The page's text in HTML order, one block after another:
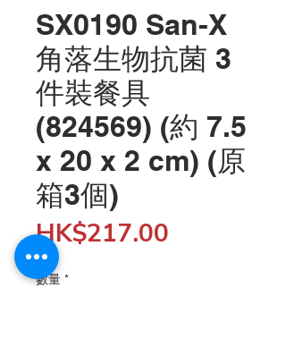
SX0190 San-X
角落生物抗菌 3
件裝餐具
(824569) (約 7.5
x 20 x 2 cm) (原
箱3個)
HK$217.00
數量 *